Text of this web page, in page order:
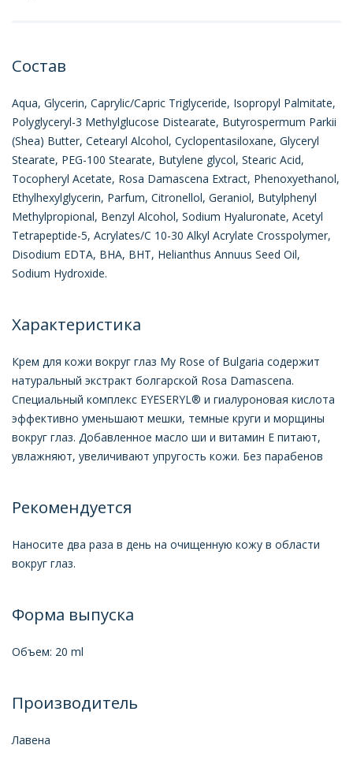
Состав
Aqua, Glycerin, Caprylic/Capric Triglyceride, Isopropyl Palmitate,
Polyglyceryl-3 Methylglucose Distearate, Butyrospermum Parkii
(Shea) Butter, Cetearyl Alcohol, Cyclopentasiloxane, Glyceryl
Stearate, PEG-100 Stearate, Butylene glycol, Stearic Acid,
Tocopheryl Acetate, Rosa Damascena Extract, Phenoxyethanol,
Ethylhexylglycerin, Parfum, Citronellol, Geraniol, Butylphenyl
Methylpropional, Benzyl Alcohol, Sodium Hyaluronate, Acetyl
Tetrapeptide-5, Acrylаtes/C 10-30 Alkyl Acrylate Crosspolymer,
Disodium ЕDTA, BHA, BHT, Helianthus Annuus Seed Oil,
Sodium Hydroxide.
Характеристика
Крем для кожи вокруг глаз My Rose of Bulgaria содержит
натуральный экстракт болгарской Rosa Damascena.
Специальный комплекс EYESERYL® и гиалуроновая кислота
эффективно уменьшают мешки, темные круги и морщины
вокруг глаз. Добавленное масло ши и витамин Е питают,
увлажняют, увеличивают упругость кожи. Без парабенов
Рекомендуется
Наносите два раза в день на очищенную кожу в области
вокруг глаз.
Форма выпуска
Объем: 20 ml
Производитель
Лавена